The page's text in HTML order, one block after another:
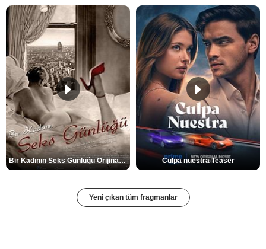
Bir Kadının Seks Günlüğü Orijinal Fragman Culpa nuestra Teaser
Yeni çıkan tüm fragmanlar